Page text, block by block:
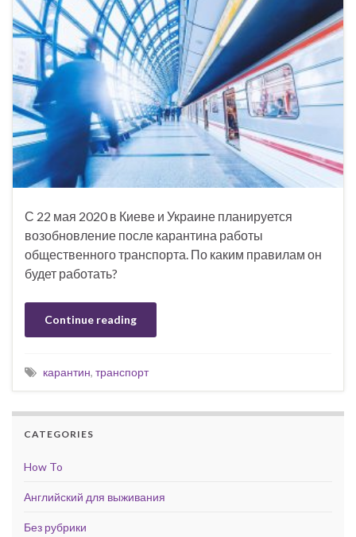
С 22 мая 2020 в Киеве и Украине планируется
возобновление после карантина работы
общественного транспорта. По каким правилам он
будет работать?
Continue reading
карантин, транспорт
CATEGORIES
How To
Английский для выживания
Без рубрики